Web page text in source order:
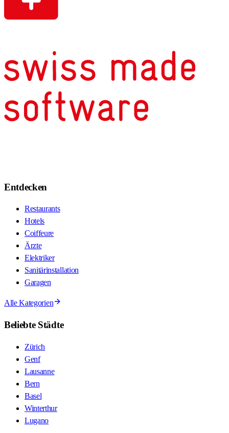
Entdecken
Restaurants
Hotels
Coiffeure
Ärzte
Elektriker
Sanitärinstallation
Garagen
Alle Kategorien
Beliebte Städte
Zürich
Genf
Lausanne
Bern
Basel
Winterthur
Lugano